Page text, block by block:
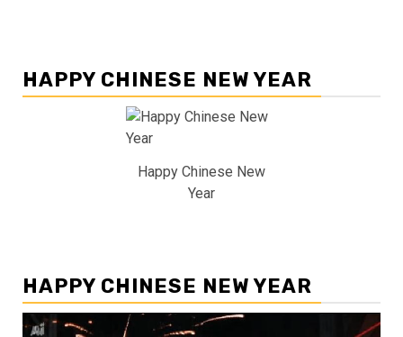
HAPPY CHINESE NEW YEAR
Happy Chinese New
Year
HAPPY CHINESE NEW YEAR
Pemutar